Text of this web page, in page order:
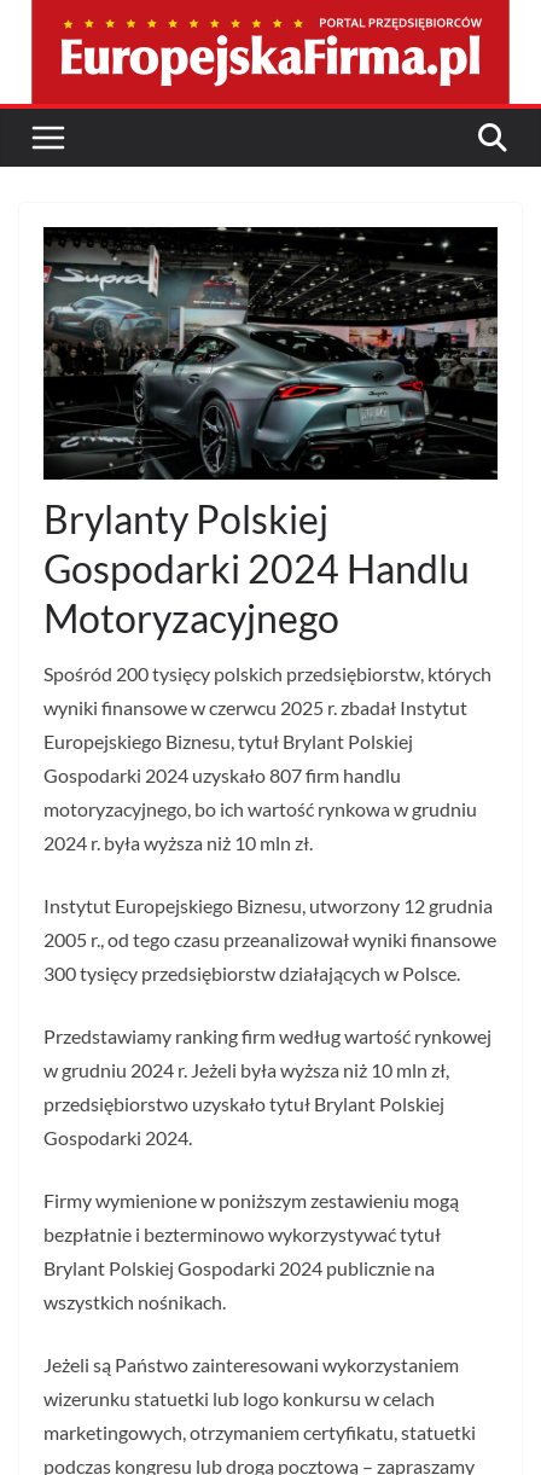
Brylanty Polskiej
Gospodarki 2024 Handlu
Motoryzacyjnego
Spośród 200 tysięcy polskich przedsiębiorstw, których
wyniki finansowe w czerwcu 2025 r. zbadał Instytut
Europejskiego Biznesu, tytuł Brylant Polskiej
Gospodarki 2024 uzyskało 807 firm handlu
motoryzacyjnego, bo ich wartość rynkowa w grudniu
2024 r. była wyższa niż 10 mln zł.
Instytut Europejskiego Biznesu, utworzony 12 grudnia
2005 r., od tego czasu przeanalizował wyniki finansowe
300 tysięcy przedsiębiorstw działających w Polsce.
Przedstawiamy ranking firm według wartość rynkowej
w grudniu 2024 r. Jeżeli była wyższa niż 10 mln zł,
przedsiębiorstwo uzyskało tytuł Brylant Polskiej
Gospodarki 2024.
Firmy wymienione w poniższym zestawieniu mogą
bezpłatnie i bezterminowo wykorzystywać tytuł
Brylant Polskiej Gospodarki 2024 publicznie na
wszystkich nośnikach.
Jeżeli są Państwo zainteresowani wykorzystaniem
wizerunku statuetki lub logo konkursu w celach
marketingowych, otrzymaniem certyfikatu, statuetki
podczas kongresu lub drogą pocztową – zapraszamy